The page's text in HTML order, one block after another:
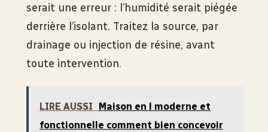
serait une erreur : l’humidité serait piégée
derrière l’isolant. Traitez la source, par
drainage ou injection de résine, avant
toute intervention.
LIRE AUSSI
Maison en l moderne et
fonctionnelle comment bien concevoir